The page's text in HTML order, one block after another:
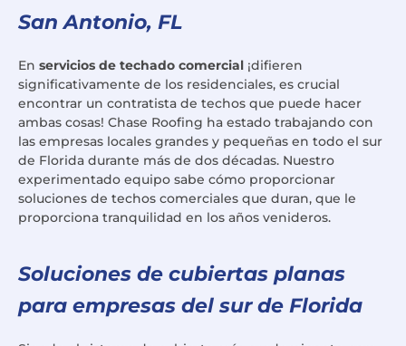
San Antonio, FL
En servicios de techado comercial ¡difieren
significativamente de los residenciales, es crucial
encontrar un contratista de techos que puede hacer
ambas cosas! Chase Roofing ha estado trabajando con
las empresas locales grandes y pequeñas en todo el sur
de Florida durante más de dos décadas. Nuestro
experimentado equipo sabe cómo proporcionar
soluciones de techos comerciales que duran, que le
proporciona tranquilidad en los años venideros.
Soluciones de cubiertas planas
para empresas del sur de Florida